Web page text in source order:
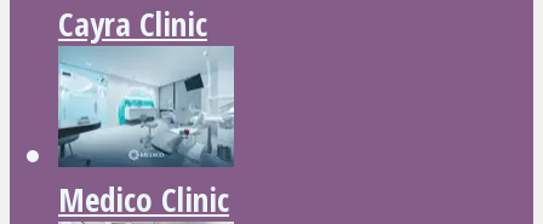
Cayra Clinic
Medico Clinic